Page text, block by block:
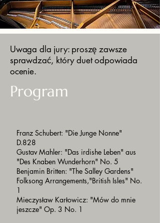
Uwaga dla jury: proszę zawsze
sprawdzać, który duet odpowiada
ocenie.
Program
Franz Schubert: "Die Junge Nonne"
D.828
Gustav Mahler: "Das irdishe Leben" aus
"Des Knaben Wunderhorn" No. 5
Benjamin Britten: "The Salley Gardens"
Folksong Arrangements,"British Isles" No.
1
Mieczysław Karłowicz: "Mów do mnie
jeszcze" Op. 3 No. 1